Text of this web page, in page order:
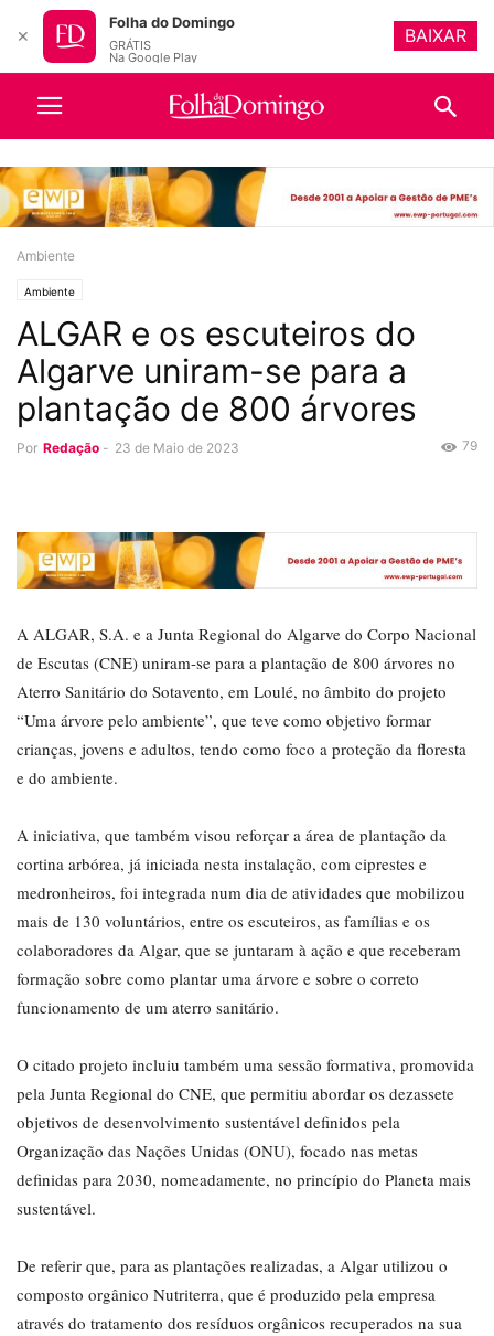
Ambiente
Ambiente
ALGAR e os escuteiros do
Algarve uniram-se para a
plantação de 800 árvores
Por Redação - 23 de Maio de 2023 79
A ALGAR, S.A. e a Junta Regional do Algarve do Corpo Nacional
de Escutas (CNE) uniram-se para a plantação de 800 árvores no
Aterro Sanitário do Sotavento, em Loulé, no âmbito do projeto
“Uma árvore pelo ambiente”, que teve como objetivo formar
crianças, jovens e adultos, tendo como foco a proteção da floresta
e do ambiente.
A iniciativa, que também visou reforçar a área de plantação da
cortina arbórea, já iniciada nesta instalação, com ciprestes e
medronheiros, foi integrada num dia de atividades que mobilizou
mais de 130 voluntários, entre os escuteiros, as famílias e os
colaboradores da Algar, que se juntaram à ação e que receberam
formação sobre como plantar uma árvore e sobre o correto
funcionamento de um aterro sanitário.
O citado projeto incluiu também uma sessão formativa, promovida
pela Junta Regional do CNE, que permitiu abordar os dezassete
objetivos de desenvolvimento sustentável definidos pela
Organização das Nações Unidas (ONU), focado nas metas
definidas para 2030, nomeadamente, no princípio do Planeta mais
sustentável.
De referir que, para as plantações realizadas, a Algar utilizou o
composto orgânico Nutriterra, que é produzido pela empresa
através do tratamento dos resíduos orgânicos recuperados na sua
✕
Folha do Domingo
GRÁTIS
Na Google Play
BAIXAR